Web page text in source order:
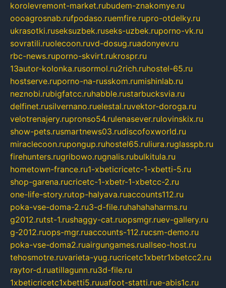
korolevremont-market.rubudem-znakomye.ru
oooagrosnab.rufpodaso.ruemfire.rupro-otdelky.ru
ukrasotki.ruseksuzbek.ruseks-uzbek.ruporno-vk.ru
sovratili.ruolecoon.ruvd-dosug.ruadonyev.ru
rbc-news.ruporno-skvirt.rukrospr.ru
13autor-kolonka.rusormol.ru2rich.ruhostel-65.ru
hostserve.ruporno-na-russkom.rumishinlab.ru
neznobi.rubigfatcc.ruhabble.rustarbucksvia.ru
delfinet.rusilvernano.ruelestal.ruvektor-doroga.ru
velotrenajery.rupronso54.rulenasever.rulovinskix.ru
show-pets.rusmartnews03.rudiscofoxworld.ru
miraclecoon.rupongup.ruhostel65.ruliura.ruglasspb.ru
firehunters.rugribowo.rugnalis.rubulkitula.ru
hometown-france.ru1-xbeticricetc-1-xbetti-5.ru
shop-garena.rucricetc-1-xbetr-1-xbetcc-2.ru
one-life-story.rutop-halyava.ruaccounts112.ru
poka-vse-doma-2.ru3-d-file.ruhahahaharms.ru
g2012.rutst-1.rushaggy-cat.ruopsmgr.ruev-gallery.ru
g-2012.ruops-mgr.ruaccounts-112.rucsm-demo.ru
poka-vse-doma2.ruairgungames.ruallseo-host.ru
tehosmotre.ruvarieta-yug.rucricetc1xbetr1xbetcc2.ru
raytor-d.ruatillagunn.ru3d-file.ru
1xbeticricetc1xbetti5.ruuafoot-statti.rue-abis1c.ru